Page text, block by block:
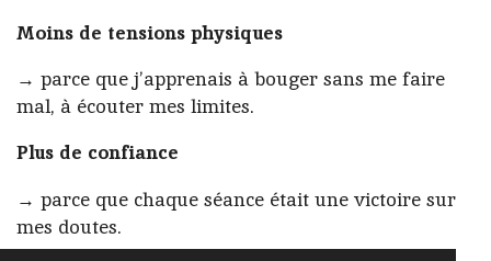
Moins de tensions physiques
→ parce que j’apprenais à bouger sans me faire
mal, à écouter mes limites.
Plus de confiance
→ parce que chaque séance était une victoire sur
mes doutes.